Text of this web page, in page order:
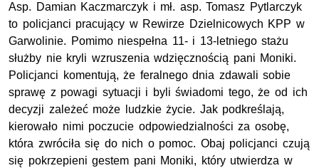
Asp. Damian Kaczmarczyk i mł. asp. Tomasz Pytlarczyk
to policjanci pracujący w Rewirze Dzielnicowych KPP w
Garwolinie. Pomimo niespełna 11- i 13-letniego stażu
służby nie kryli wzruszenia wdzięcznością pani Moniki.
Policjanci komentują, że feralnego dnia zdawali sobie
sprawę z powagi sytuacji i byli świadomi tego, że od ich
decyzji zależeć może ludzkie życie. Jak podkreślają,
kierowało nimi poczucie odpowiedzialności za osobę,
która zwróciła się do nich o pomoc. Obaj policjanci czują
się pokrzepieni gestem pani Moniki, który utwierdza w